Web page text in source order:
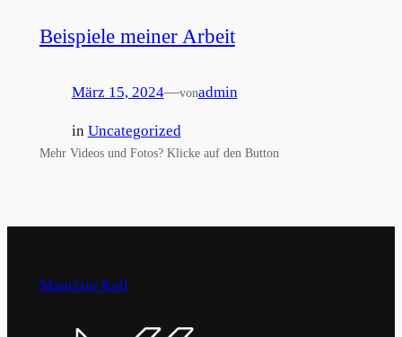
Beispiele meiner Arbeit
März 15, 2024—vonadmin
in Uncategorized
Mehr Videos und Fotos? Klicke auf den Button
Maurizio Keil